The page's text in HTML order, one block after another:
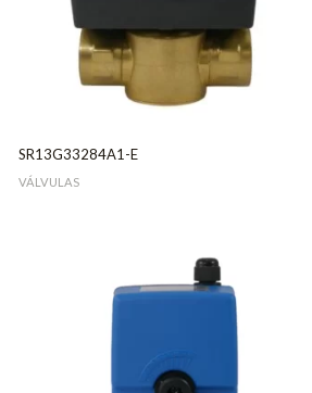
SR13G33284A1-E
VÁLVULAS